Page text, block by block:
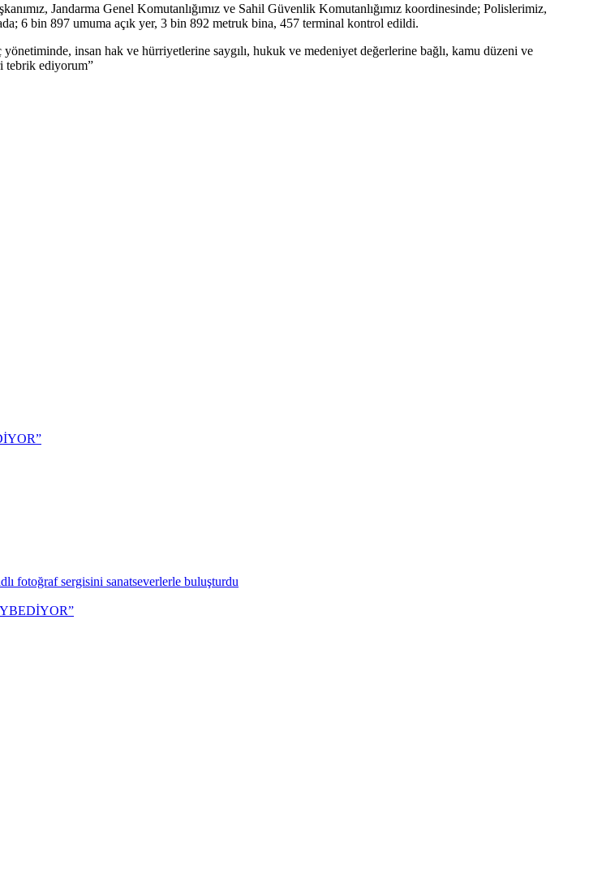
Jandarma Genel Komutanlığımız ve Sahil Güvenlik Komutanlığımız koordinesinde; Polislerimiz,
6 bin 897 umuma açık yer, 3 bin 892 metruk bina, 457 terminal kontrol edildi.
insan hak ve hürriyetlerine saygılı, hukuk ve medeniyet değerlerine bağlı, kamu düzeni ve
tebrik ediyorum”
fotoğraf sergisini sanatseverlerle buluşturdu